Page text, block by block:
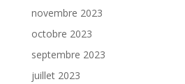
novembre 2023
octobre 2023
septembre 2023
juillet 2023